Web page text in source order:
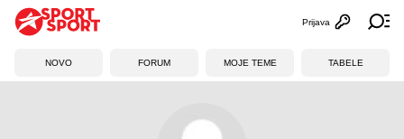
Otvori
Prijava
NOVO FORUM MOJE TEME TABELE